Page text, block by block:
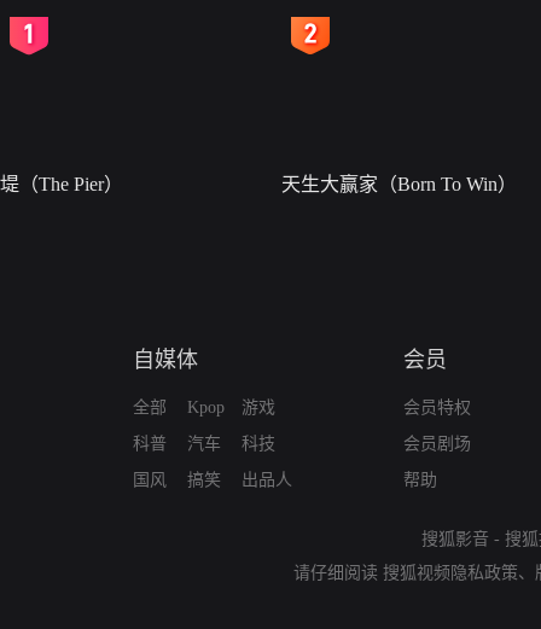
堤（The Pier） 天生大赢家（Born To Win）
自媒体
全部
科普
国风
Kpop
汽车
搞笑
游戏
科技
出品人
会员
会员特权
会员剧场
帮助
搜狐影音 - 搜
请仔细阅读 搜狐视频隐私政策、